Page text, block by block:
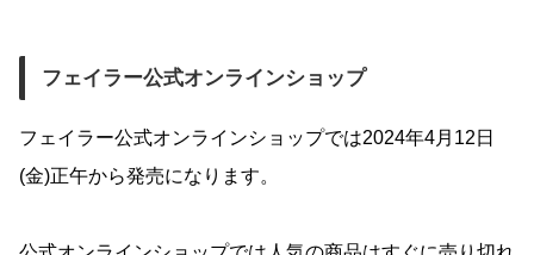
フェイラー公式オンラインショップ
フェイラー公式オンラインショップでは2024年4月12日
(金)正午から発売になります。